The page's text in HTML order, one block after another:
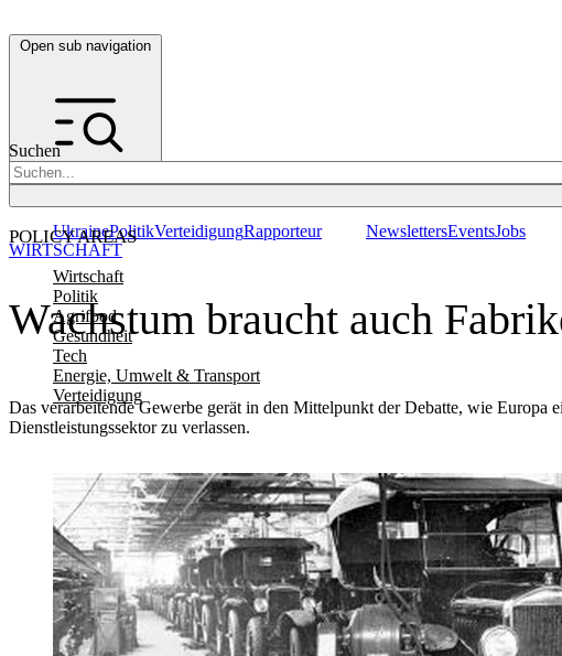
Open sub navigation
Suchen
POLICY AREAS
Wirtschaft
Politik
Agrifood
Gesundheit
Tech
Energie, Umwelt & Transport
Verteidigung
UkrainePolitikVerteidigungRapporteur NewslettersEventsJobs
Wachstum braucht auch
Das verarbeitende Gewerbe gerät in den Mittelpunkt der Debatte, wie Europa
Dienstleistungssektor zu verlassen.
WIRTSCHAFT